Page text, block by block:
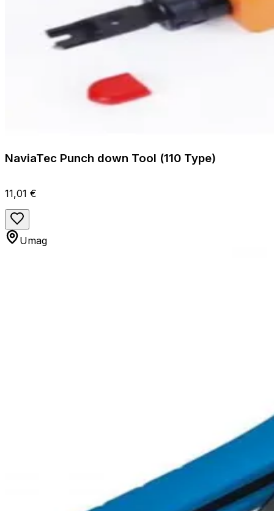
NaviaTec Punch down Tool (110 Type)
11,01 €
Umag